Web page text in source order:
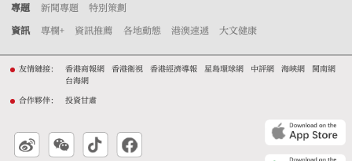
專題 新聞專題 特別策劃
資訊 專欄+ 資訊推薦 各地動態 港澳速遞 大文健康
友情鏈接： 香港商報網 香港衛視 香港經濟導報 星島環球網 中評網 海峽網
閩南網
台海網
合作夥伴： 投資甘肅